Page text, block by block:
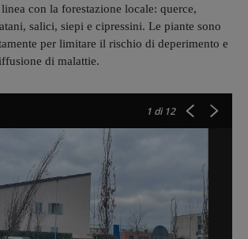
con la forestazione locale: querce,
salici, siepi e cipressini. Le piante sono
per limitare il rischio di deperimento e
di malattie.
1 di 12